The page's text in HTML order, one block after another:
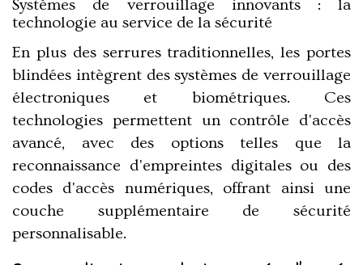
Systèmes de verrouillage innovants : la
technologie au service de la sécurité
En plus des serrures traditionnelles, les portes
blindées intègrent des systèmes de verrouillage
électroniques et biométriques. Ces
technologies permettent un contrôle d'accès
avancé, avec des options telles que la
reconnaissance d'empreintes digitales ou des
codes d'accès numériques, offrant ainsi une
couche supplémentaire de sécurité
personnalisable.